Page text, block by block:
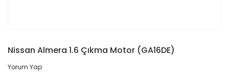
Nissan Almera 1.6 Çıkma Motor (GA16DE)
Yorum Yap